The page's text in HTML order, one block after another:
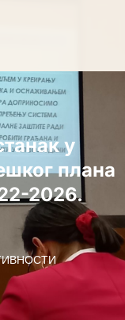
у
плана
2026.